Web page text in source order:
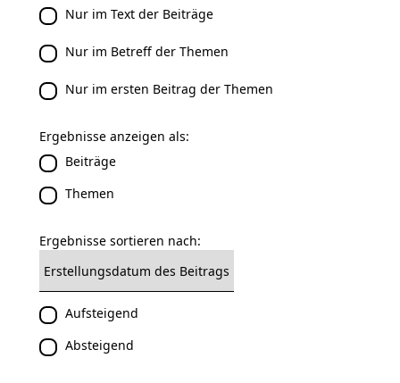
Nur im Text der Beiträge
Nur im Betreff der Themen
Nur im ersten Beitrag der Themen
Ergebnisse anzeigen als:
Beiträge
Themen
Ergebnisse sortieren nach:
Aufsteigend
Absteigend